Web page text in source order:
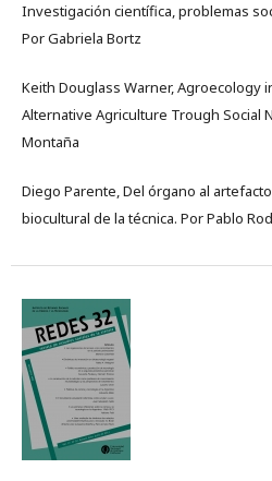
Investigación científica, problemas
Por Gabriela Bortz
Keith Douglass Warner, Agroecology
Alternative Agriculture Trough Social
Montaña
Diego Parente, Del órgano al
biocultural de la técnica. Por Pablo